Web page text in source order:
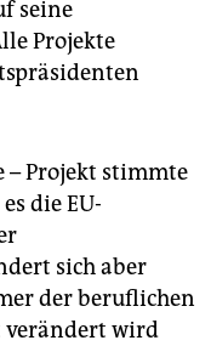
seine
Projekte
– Projekt stimmte
die EU-
sich aber
der beruflichen
verändert wird